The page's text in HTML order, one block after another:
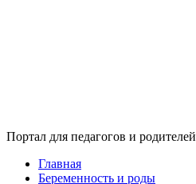
Портал для педагогов и родителей
Главная
Беременность и роды